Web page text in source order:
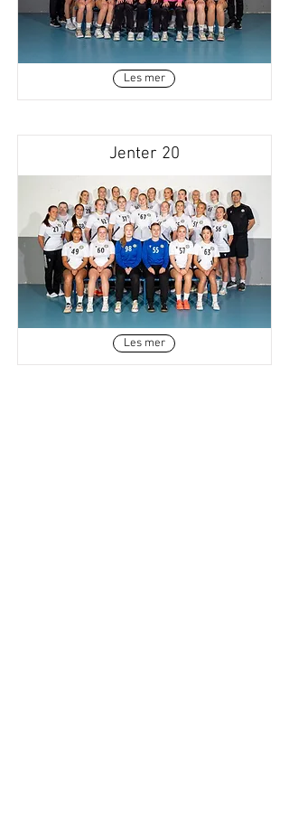
Les mer
Jenter 20
Les mer